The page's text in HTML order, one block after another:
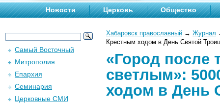
Новости Церковь Общество
Хабаровск православный → Журнал
Крестным ходом в День Святой
«Город после
светлым»:
ходом в День
Самый Восточный
Митрополия
Епархия
Семинария
Церковные СМИ